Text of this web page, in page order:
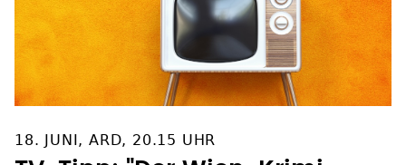
TV-Tipp: "Der Wien-Krimi –